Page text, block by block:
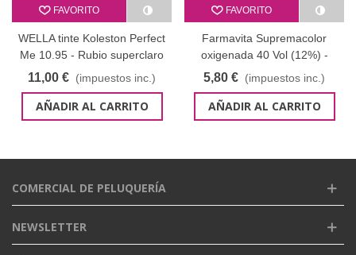
FAVORITO
WELLA tinte Koleston Perfect
Me 10.95 - Rubio superclaro
cendré caoba 60 ml
11,00 € (impuestos inc.)
AÑADIR AL CARRITO
FAVORITO
Farmavita Supremacolor
oxigenada 40 Vol (12%) -
1000 ml
5,80 € (impuestos inc.)
AÑADIR AL CARRITO
COMERCIAL DE PELUQUERÍA
NEWSLETTER